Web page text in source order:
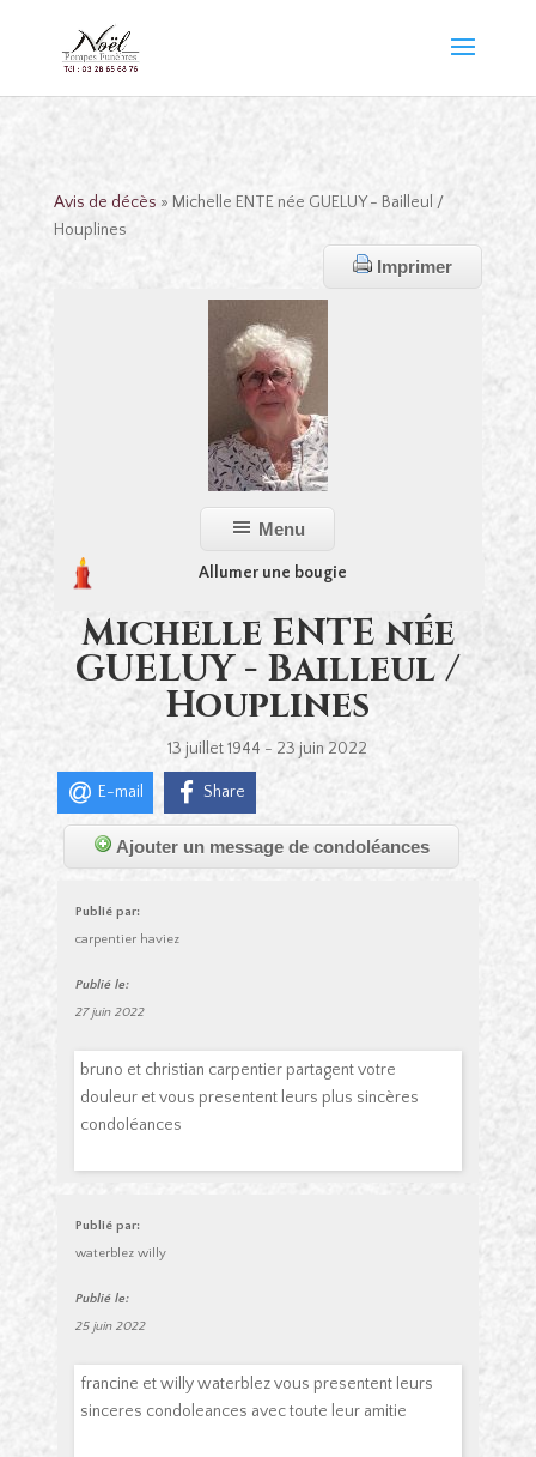
Avis de décès » Michelle ENTE née GUELUY - Bailleul /
Houplines
Imprimer
Menu
Allumer une bougie
Michelle ENTE née
GUELUY - Bailleul /
Houplines
13 juillet 1944 - 23 juin 2022
E-mail Share
Ajouter un message de condoléances
Publié par:
carpentier haviez
Publié le:
27 juin 2022
bruno et christian carpentier partagent votre
douleur et vous presentent leurs plus sincères
condoléances
Publié par:
waterblez willy
Publié le:
25 juin 2022
francine et willy waterblez vous presentent leurs
sinceres condoleances avec toute leur amitie